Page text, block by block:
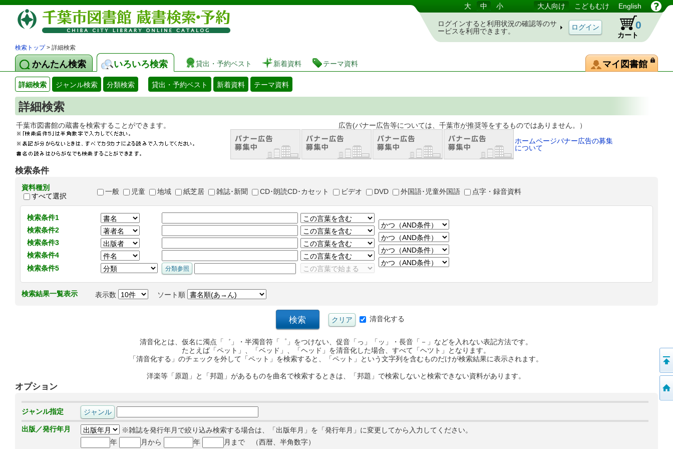
図書館 蔵書検索・予約システム 大 中 小 大人向け こどもむけ English
ログインすると利用状況の確認等のサ
ービスを利用できます。
カート
0
検索トップ> 詳細検索
かんたん検索 いろいろ検索 貸出・予約ベスト 新着資料 テーマ資料 マイ図書館
詳細検索 ジャンル検索 分類検索 貸出・予約ベスト 新着資料 テーマ資料
詳細検索
千葉市図書館の蔵書を検索することができます。 広告(バナー広告等については、千葉市が推奨等をするものではありません。）
ホームページバナー広告の募集
について
検索条件
資料種別
すべて選択
一般 児童 地域 紙芝居 雑誌･新聞 CD･朗読CD･カセット ビデオ DVD 外国語･児童外国語 点字・録音資料
検索条件1
検索条件2
検索条件3
検索条件4
検索条件5
検索結果一覧表示 表示数 ソート順
清音化する
清音化とは、仮名に濁点「゛」・半濁音符「゜」をつけない、促音「っ」「ッ」・長音「－」などを入れない表記方法です。
たとえば「ペット」、「ベッド」、「ヘッド」を清音化した場合、すべて「ヘツト」となります。
「清音化する」のチェックを外して「ペット」を検索すると、「ペット」という文字列を含むものだけが検索結果に表示されます。
洋楽等「原題」と「邦題」があるものを曲名で検索するときは、「邦題」で検索しないと検索できない資料があります。
オプション
ジャンル指定
出版／発行年月
※雑誌を発行年月で絞り込み検索する場合は、「出版年月」を「発行年月」に変更してから入力してください。
年
月から 年 月まで （西暦、半角数字）